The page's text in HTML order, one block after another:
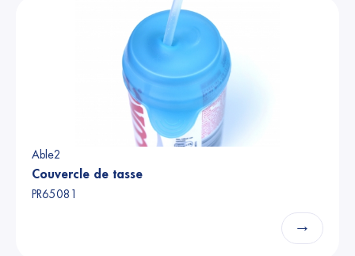
Able2
Couvercle de tasse
PR65081
→